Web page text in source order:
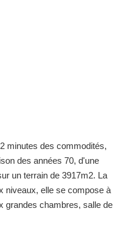
minutes des commodités,
des années 70, d'une
un terrain de 3917m2. La
niveaux, elle se compose à
grandes chambres, salle de